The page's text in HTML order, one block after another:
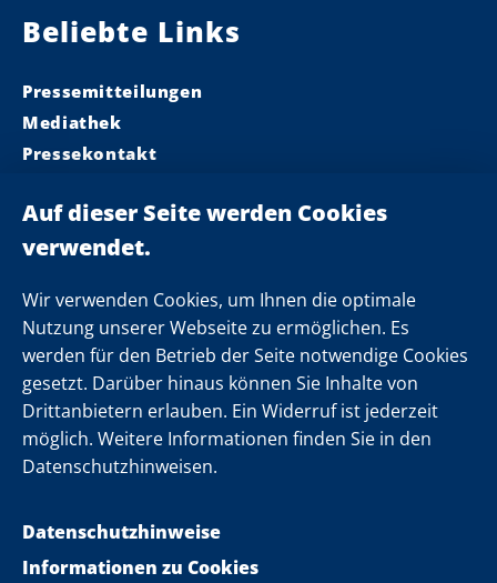
Wir verwenden Cookies, um Ihnen die optimale
Nutzung unserer Webseite zu ermöglichen. Es
werden für den Betrieb der Seite notwendige Cookies
gesetzt. Darüber hinaus können Sie Inhalte von
Drittanbietern erlauben. Ein Widerruf ist jederzeit
möglich. Weitere Informationen finden Sie in den
Datenschutzhinweisen.
Datenschutzhinweise
Informationen zu Cookies
Beliebte Links
Pressemitteilungen
Mediathek
Pressekontakt
Landeskabinett
Einsamkeit
Folgen Sie uns